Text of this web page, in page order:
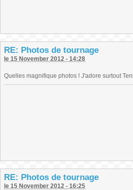
RE: Photos de tournage
le 15 November 2012 - 14:28
Quelles magnifique photos ! J'adore surtout
RE: Photos de tournage
le 15 November 2012 - 16:25